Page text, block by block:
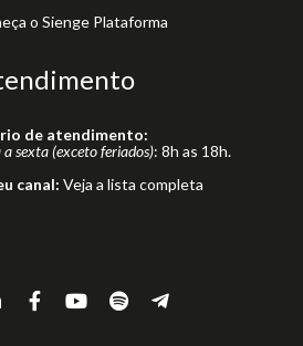
o Sienge Plataforma
de atendimento:
a sexta (exceto feriados): 8h as 18h.
canal: Veja a lista completa